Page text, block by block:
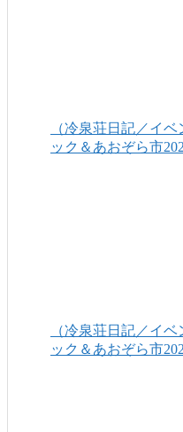
（冷泉荘日記／イ
ック＆あおぞら市
（冷泉荘日記／イ
ック＆あおぞら市